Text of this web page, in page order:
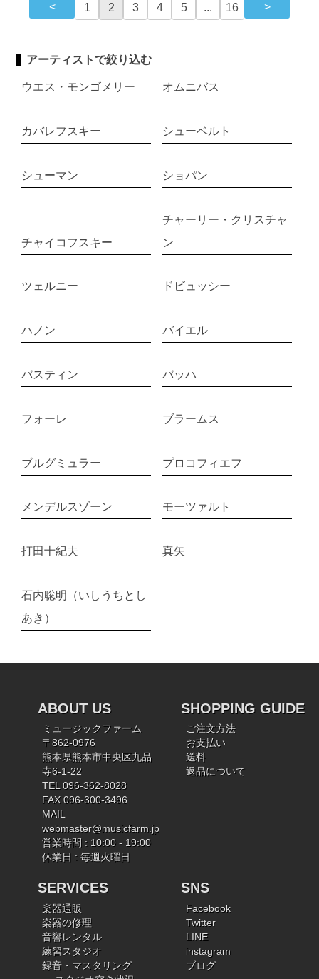
1 2 3 4 5 ... 16
アーティストで絞り込む
ウエス・モンゴメリー オムニバス
カバレフスキー シューベルト
シューマン ショパン
チャイコフスキー
チャーリー・クリスチャ
ン
ツェルニー ドビュッシー
ハノン バイエル
バスティン バッハ
フォーレ ブラームス
ブルグミュラー プロコフィエフ
メンデルスゾーン モーツァルト
打田十紀夫 真矢
石内聡明（いしうちとし
あき）
ABOUT US
ミュージックファーム
〒862-0976
熊本県熊本市中央区九品
寺6-1-22
TEL 096-362-8028
FAX 096-300-3496
MAIL
webmaster@musicfarm.jp
営業時間 : 10:00 - 19:00
休業日 : 毎週火曜日
SHOPPING GUIDE
ご注文方法
お支払い
送料
返品について
SERVICES
楽器通販
楽器の修理
音響レンタル
練習スタジオ
録音・マスタリング
SNS
Facebook
Twitter
LINE
instagram
ブログ